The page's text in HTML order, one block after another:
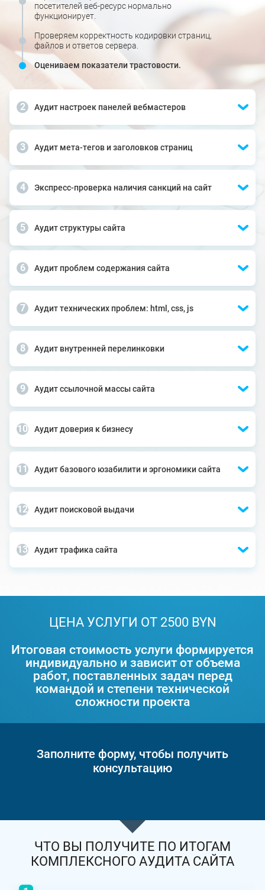
посетителей веб-ресурс нормально
функционирует.
Проверяем корректность кодировки страниц,
файлов и ответов сервера.
Оцениваем показатели трастовости.
Аудит настроек панелей вебмастеров
Аудит мета-тегов и заголовков страниц
Экспресс-проверка наличия санкций на сайт
Аудит структуры сайта
Аудит проблем содержания сайта
Аудит технических проблем: html, css, js
Аудит внутренней перелинковки
Аудит ссылочной массы сайта
Аудит доверия к бизнесу
Аудит базового юзабилити и эргономики сайта
Аудит поисковой выдачи
Аудит трафика сайта
ЦЕНА УСЛУГИ ОТ 2500 BYN
Итоговая стоимость услуги формируется
индивидуально и зависит от объема
работ, поставленных задач перед
командой и степени технической
сложности проекта
Заполните форму, чтобы получить
консультацию
ЧТО ВЫ ПОЛУЧИТЕ ПО ИТОГАМ
КОМПЛЕКСНОГО АУДИТА САЙТА